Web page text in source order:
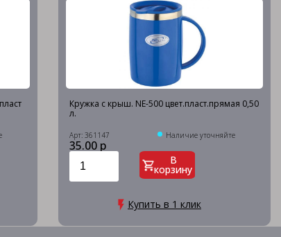
Кружка с крыш. NE-500 цвет.пласт.прямая 0,50
л.
Арт: 361147 Наличие уточняйте
35.00 р
В
корзину
Купить в 1 клик